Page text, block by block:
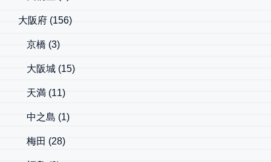
大阪府 (156)
京橋 (3)
大阪城 (15)
天満 (11)
中之島 (1)
梅田 (28)